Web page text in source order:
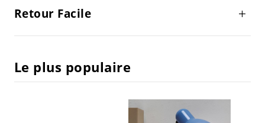
Retour Facile
Le plus populaire